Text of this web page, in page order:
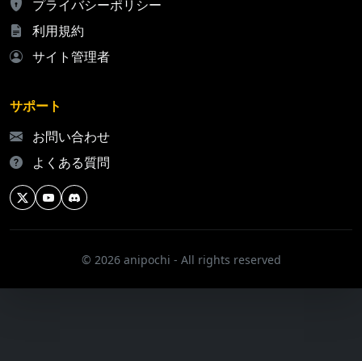
プライバシーポリシー
利用規約
サイト管理者
サポート
お問い合わせ
よくある質問
© 2026 anipochi - All rights reserved